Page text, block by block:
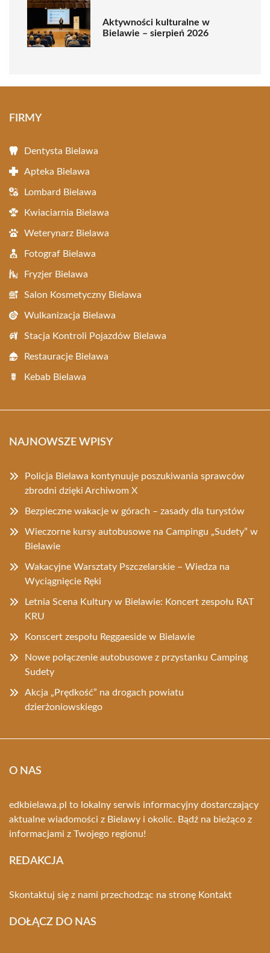
Aktywności kulturalne w
Bielawie – sierpień 2026
FIRMY
Dentysta Bielawa
Apteka Bielawa
Lombard Bielawa
Kwiaciarnia Bielawa
Weterynarz Bielawa
Fotograf Bielawa
Fryzjer Bielawa
Salon Kosmetyczny Bielawa
Wulkanizacja Bielawa
Stacja Kontroli Pojazdów Bielawa
Restauracje Bielawa
Kebab Bielawa
NAJNOWSZE WPISY
Policja Bielawa kontynuuje poszukiwania sprawców
zbrodni dzięki Archiwom X
Bezpieczne wakacje w górach – zasady dla turystów
Wieczorne kursy autobusowe na Campingu „Sudety” w
Bielawie
Wakacyjne Warsztaty Pszczelarskie – Wiedza na
Wyciągnięcie Ręki
Letnia Scena Kultury w Bielawie: Koncert zespołu RAT
KRU
Konscert zespołu Reggaeside w Bielawie
Nowe połączenie autobusowe z przystanku Camping
Sudety
Akcja „Prędkość” na drogach powiatu
dzierżoniowskiego
O NAS
edkbielawa.pl to lokalny serwis informacyjny dostarczający
aktualne wiadomości z Bielawy i okolic. Bądź na bieżąco z
informacjami z Twojego regionu!
REDAKCJA
Skontaktuj się z nami przechodząc na stronę Kontakt
DOŁĄCZ DO NAS